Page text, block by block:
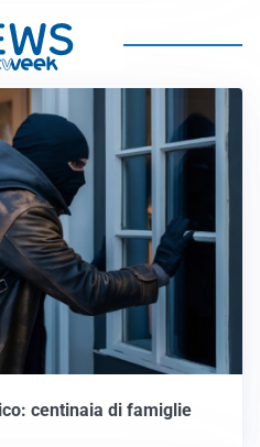
centinaia di famiglie